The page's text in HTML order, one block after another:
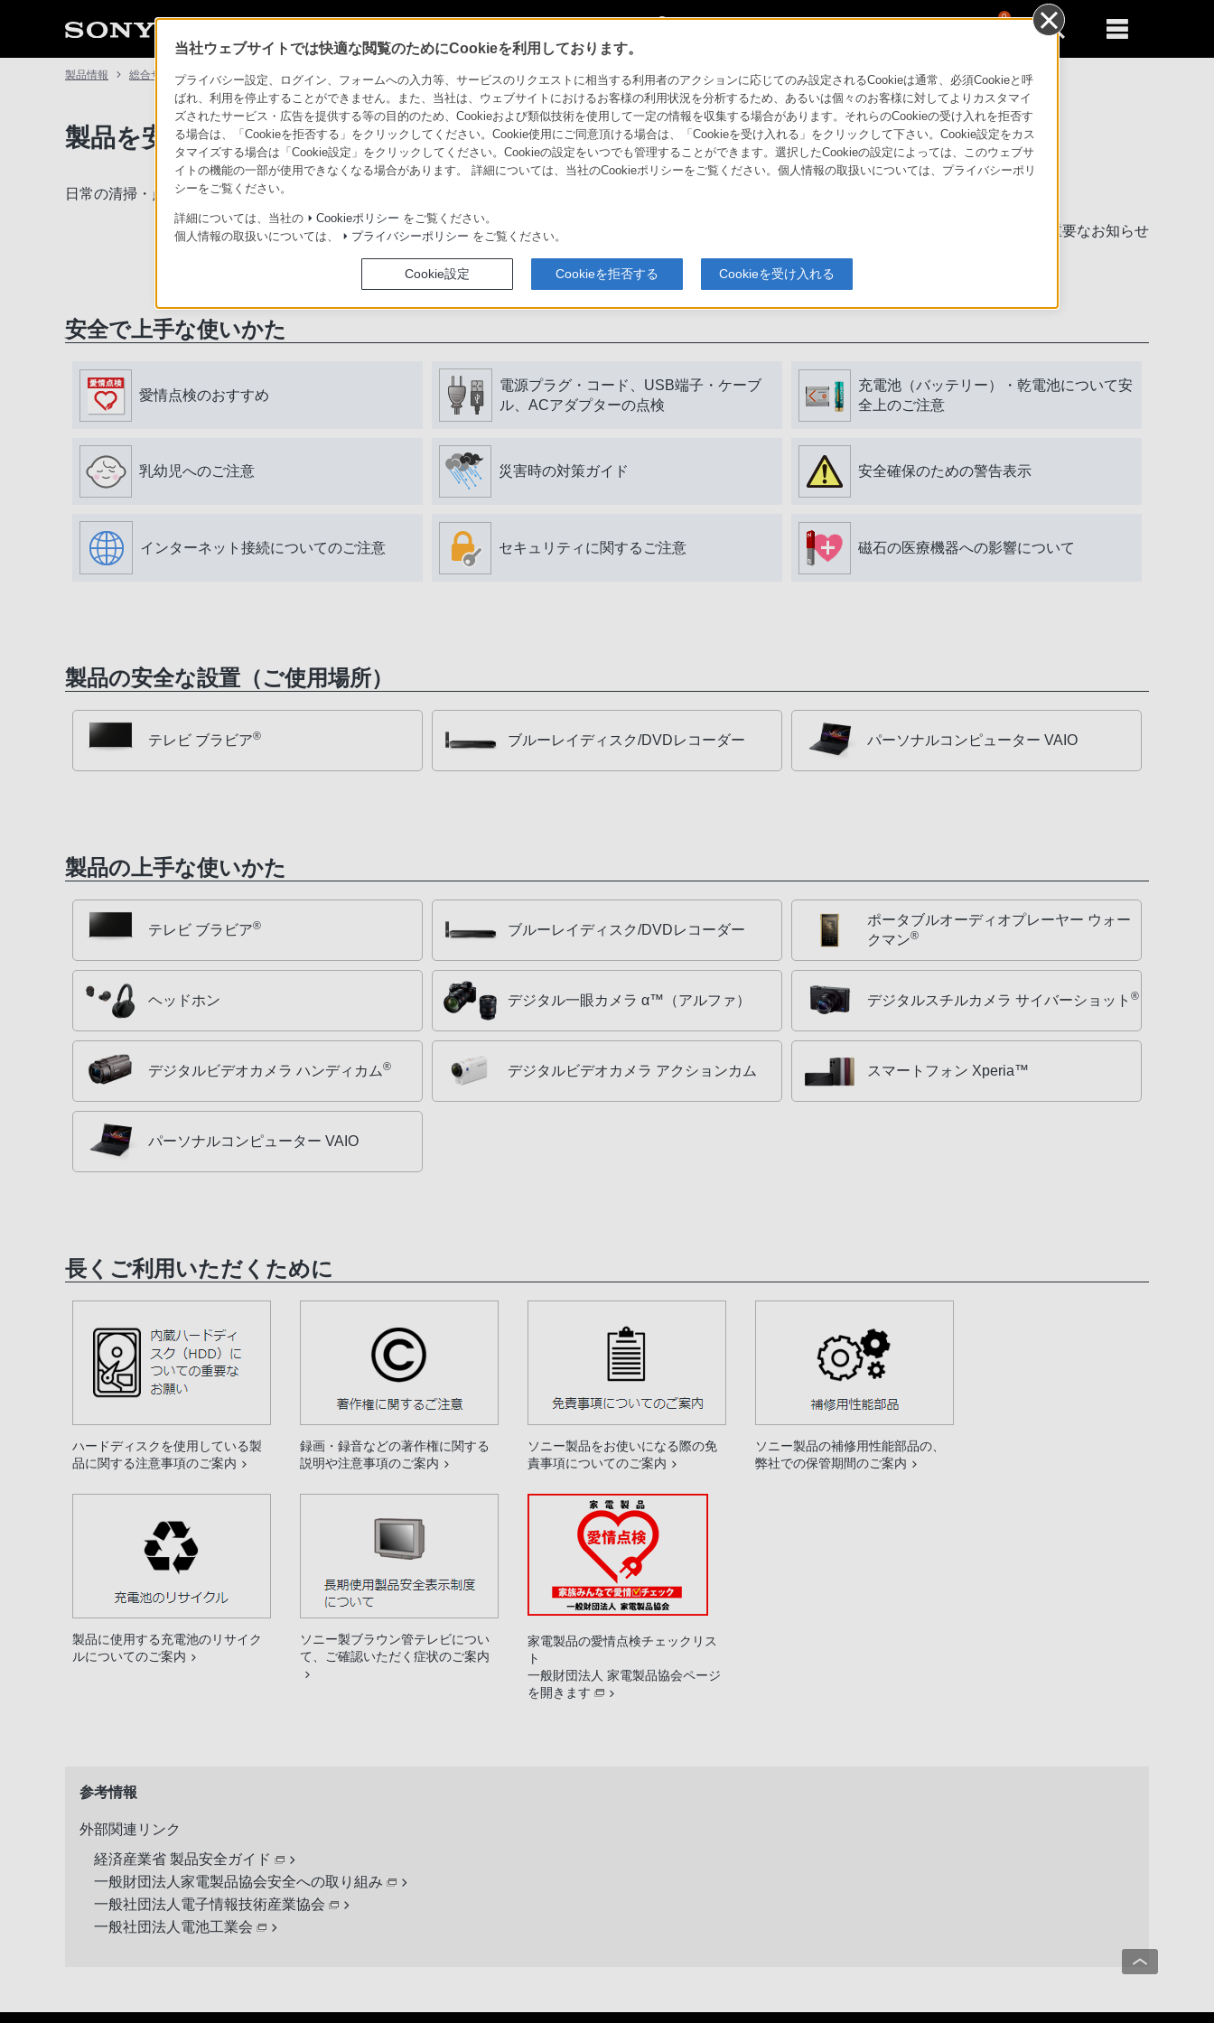
0
製品情報 総合サポート・お問い合わせ
製品を安全に、安心してご使用いただくために
日常の清掃・点検が大切です。安全のため取扱説明書をよく読みましょう。
製品に関する重要なお知らせ
安全で上手な使いかた
愛情点検のおすすめ
電源プラグ・コード、USB端子・ケーブ
ル、ACアダプターの点検
充電池（バッテリー）・乾電池について安
全上のご注意
乳幼児へのご注意 災害時の対策ガイド 安全確保のための警告表示
インターネット接続についてのご注意 セキュリティに関するご注意 磁石の医療機器への影響について
製品の安全な設置（ご使用場所）
テレビ ブラビア® ブルーレイディスク/DVDレコーダー パーソナルコンピューター VAIO
製品の上手な使いかた
テレビ ブラビア® ブルーレイディスク/DVDレコーダー
ポータブルオーディオプレーヤー ウォー
クマン®
ヘッドホン デジタル一眼カメラ α™（アルファ） デジタルスチルカメラ サイバーショット ®
デジタルビデオカメラ ハンディカム® デジタルビデオカメラ アクションカム スマートフォン Xperia™
パーソナルコンピューター VAIO
長くご利用いただくために
ハードディスクを使用している製
品に関する注意事項のご案内
録画・録音などの著作権に関する
説明や注意事項のご案内
ソニー製品をお使いになる際の免
責事項についてのご案内
ソニー製品の補修用性能部品の、
弊社での保管期間のご案内
製品に使用する充電池のリサイク
ルについてのご案内
ソニー製ブラウン管テレビについ
て、ご確認いただく症状のご案内
家電製品の愛情点検チェックリス
ト
一般財団法人 家電製品協会ページ
を開きます
参考情報
外部関連リンク
経済産業省 製品安全ガイド
一般財団法人家電製品協会安全への取り組み
一般社団法人電子情報技術産業協会
一般社団法人電池工業会
当社ウェブサイトでは快適な閲覧のためにCookieを利用しております。
プライバシー設定、ログイン、フォームへの入力等、サービスのリクエストに相当する利用者のアクションに応じてのみ設定されるCookieは通常、必須Cookieと呼
ばれ、利用を停止することができません。また、当社は、ウェブサイトにおけるお客様の利用状況を分析するため、あるいは個々のお客様に対してよりカスタマイ
ズされたサービス・広告を提供する等の目的のため、Cookieおよび類似技術を使用して一定の情報を収集する場合があります。それらのCookieの受け入れを拒否す
る場合は、「Cookieを拒否する」をクリックしてください。Cookie使用にご同意頂ける場合は、「Cookieを受け入れる」をクリックして下さい。Cookie設定をカス
タマイズする場合は「Cookie設定」をクリックしてください。Cookieの設定をいつでも管理することができます。選択したCookieの設定によっては、このウェブサ
イトの機能の一部が使用できなくなる場合があります。 詳細については、当社のCookieポリシーをご覧ください。個人情報の取扱いについては、プライバシーポリ
シーをご覧ください。
詳細については、当社の Cookieポリシー をご覧ください。
個人情報の取扱いについては、
プライバシーポリシー をご覧ください。
Cookie設定 Cookieを拒否する Cookieを受け入れる